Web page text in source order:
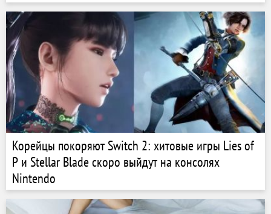
Корейцы покоряют Switch 2: хитовые игры Lies of
P и Stellar Blade скоро выйдут на консолях
Nintendo